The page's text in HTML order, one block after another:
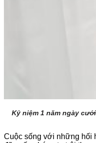
Kỷ niệm 1 năm ngày
Cuộc sống với những hối